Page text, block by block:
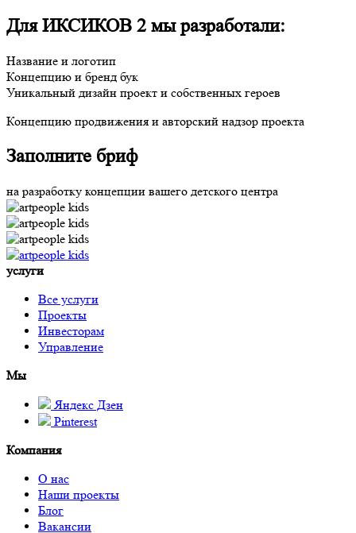
Для ИКСИКОВ 2 мы разработали:
Название и логотип
Концепцию и бренд бук
Уникальный дизайн проект и собственных героев
Концепцию продвижения и авторский надзор проекта
Заполните бриф
на разработку концепции вашего детского центра
услуги
Все услуги
Проекты
Инвесторам
Управление
Мы
Яндекс Дзен
Pinterest
Компания
О нас
Наши проекты
Блог
Вакансии